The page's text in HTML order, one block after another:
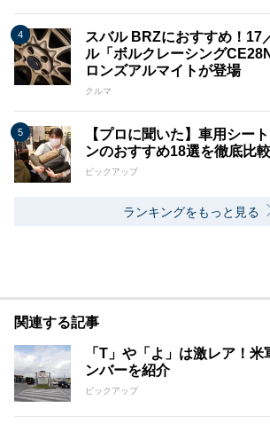
スバル BRZにおすすめ！17
ル「ボルクレーシング
ロンズアルマイトが登場
クルマ
【プロに聞いた】車用シー
ンのおすすめ18選を徹底比
ピックアップ
ランキングをもっと見る
関連する記事
「T」や「よ」は激レア！
ンバーを紹介
ピックアップ